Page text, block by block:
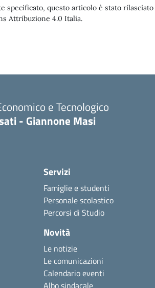
specificato, questo articolo è stato
Attribuzione 4.0 Italia.
e Tecnologico
- Giannone Masi
Servizi
Famiglie e studenti
Personale scolastico
Percorsi di Studio
Novità
Le notizie
Le comunicazioni
Calendario eventi
Albo sindacale